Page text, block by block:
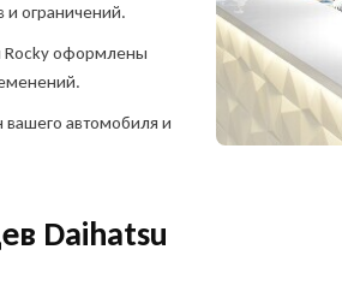
и ограничений.
Rocky оформлены
автомобиля и
Daihatsu
ОФОРМИТЬ ОНЛАЙН